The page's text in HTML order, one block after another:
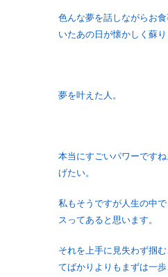
色んな夢を話しながらお
いたあの日が懐かしく蘇り
夢を叶えた人。
本当にすごいパワーです
げたい。
私もそうですが人生の中
スってあると思います。
それを上手に見失わず掴
てばかりよりもまずは一歩